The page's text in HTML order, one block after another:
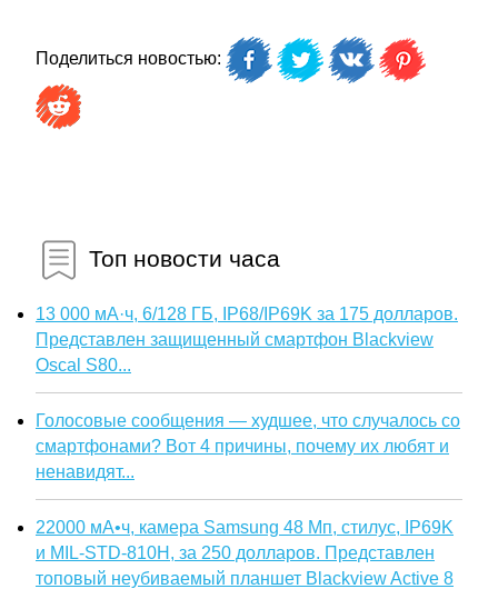
Поделиться новостью:
Топ новости часа
13 000 мА·ч, 6/128 ГБ, IP68/IP69K за 175 долларов.
Представлен защищенный смартфон Blackview
Oscal S80...
Голосовые сообщения — худшее, что случалось со
смартфонами? Вот 4 причины, почему их любят и
ненавидят...
22000 мА•ч, камера Samsung 48 Мп, стилус, IP69K
и MIL-STD-810H, за 250 долларов. Представлен
топовый неубиваемый планшет Blackview Active 8